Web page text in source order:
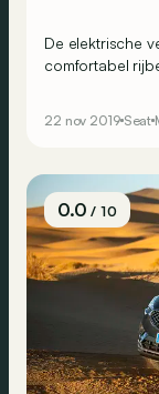
De elektrische
comfortabel
auto voor
22 nov 2019 Seat
0.0/ 10